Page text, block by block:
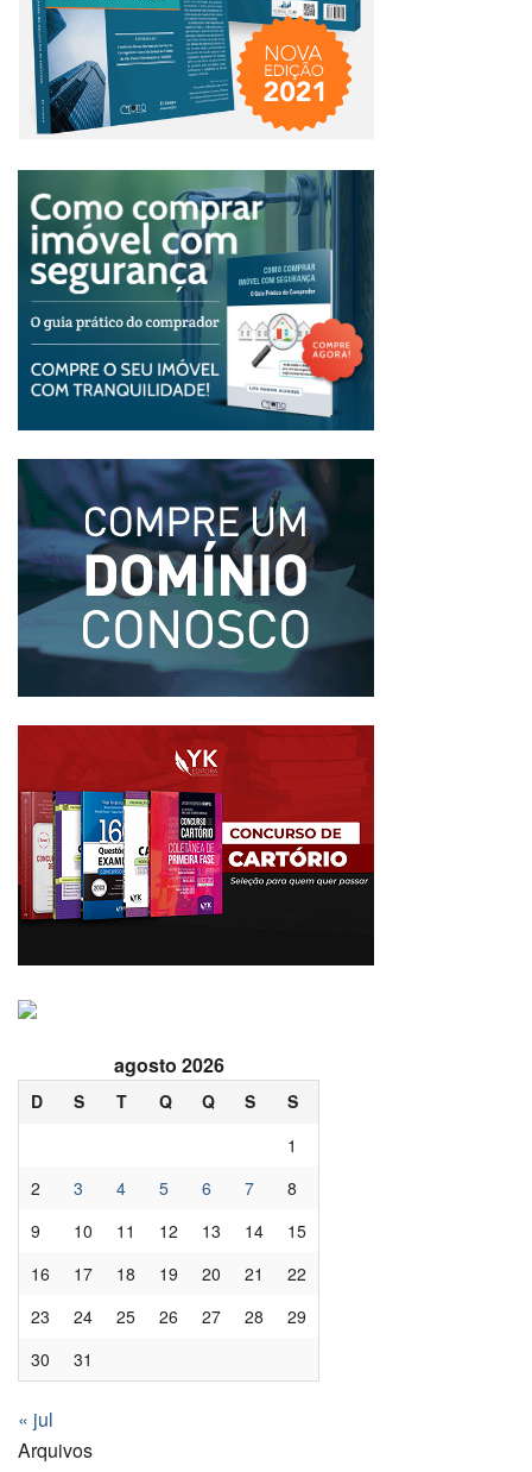
agosto 2026
D S T Q Q S
S
1
2
3 4 5 6 7
8
9
10 11 12 13 14
15
16
17 18 19 20 21
22
23
24 25 26 27 28
29
30
31
« jul
Arquivos